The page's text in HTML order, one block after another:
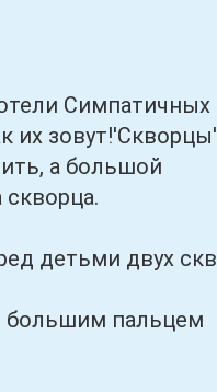
Симпатичных
их
а большой
детьми двух
пальцем